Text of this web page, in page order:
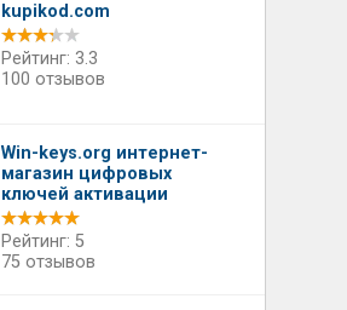
kupikod.com
Рейтинг: 3.3
100 отзывов
Win-keys.org интернет-
магазин цифровых
ключей активации
Рейтинг: 5
75 отзывов